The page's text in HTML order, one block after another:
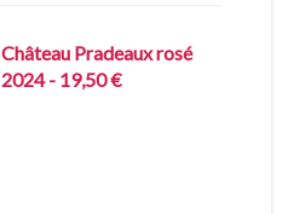
Château Pradeaux rosé
2024 - 19,50 €